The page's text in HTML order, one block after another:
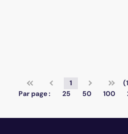
1
Par page :
25 50 100